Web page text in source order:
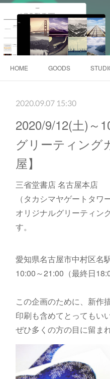
HOME GOODS
2020.09.07 15:30
2020/9/12(土)～
グリーティング
屋】
三省堂書店 名古屋本店
（タカシマヤゲートタワ
オリジナルグリーティン
す。
愛知県名古屋市中村区名
10:00～21:00（最終日
この企画のために、新作
印刷も含めてとってもい
ぜひ多くの方の目に留ま